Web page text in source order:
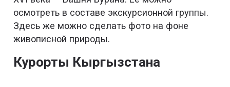
осмотреть в составе экскурсионной группы.
Здесь же можно сделать фото на фоне
живописной природы.
Курорты Кыргызстана